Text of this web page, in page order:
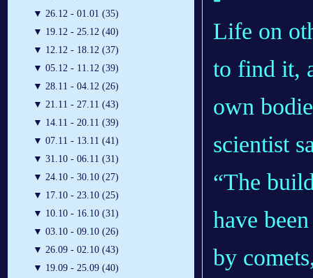
▼ 26.12 - 01.01 (35)
▼ 19.12 - 25.12 (40)
▼ 12.12 - 18.12 (37)
▼ 05.12 - 11.12 (39)
▼ 28.11 - 04.12 (26)
▼ 21.11 - 27.11 (43)
▼ 14.11 - 20.11 (39)
▼ 07.11 - 13.11 (41)
▼ 31.10 - 06.11 (31)
▼ 24.10 - 30.10 (27)
▼ 17.10 - 23.10 (25)
▼ 10.10 - 16.10 (31)
▼ 03.10 - 09.10 (26)
▼ 26.09 - 02.10 (43)
▼ 19.09 - 25.09 (40)
Life on
to find it,
own
scientist
“The
have
by